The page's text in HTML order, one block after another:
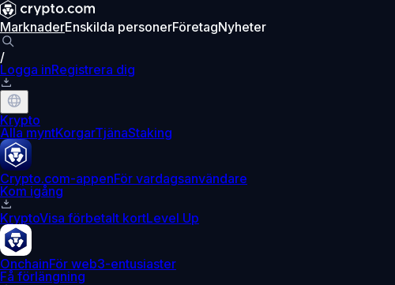
MarknaderEnskilda personerFöretagNyheter
/
Logga inRegistrera dig
Krypto
Alla myntKorgarTjänaStaking
Crypto.com-appenFör vardagsanvändare
Kom igång
KryptoVisa förbetalt kortLevel Up
OnchainFör web3-entusiaster
Få förlängning